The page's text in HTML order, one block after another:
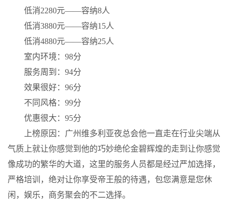
低消2280元——容纳8人
低消3880元——容纳15人
低消4880元——容纳25人
室内环境：98分
服务周到：94分
效果很好：96分
不同风格：99分
优惠很大：95分
上榜原因：广州维多利亚夜总会他一直走在行业尖端从
气质上就让你感觉到他的巧妙绝伦金碧辉煌的走到让你感觉
像成功的繁华的大道，这里的服务人员都是经过严加选择，
严格培训，绝对让你享受帝王般的待遇，包您满意是您休
闲，娱乐，商务聚会的不二选择。